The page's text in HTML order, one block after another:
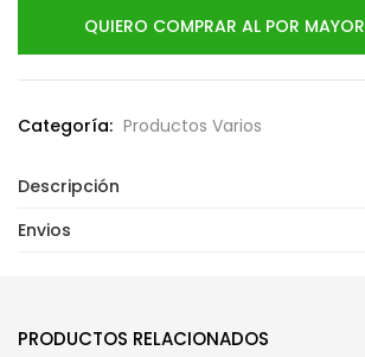
QUIERO COMPRAR AL POR MAYOR
Categoría: Productos Varios
Descripción
Envios
PRODUCTOS RELACIONADOS
Recuérdame
Lost password?